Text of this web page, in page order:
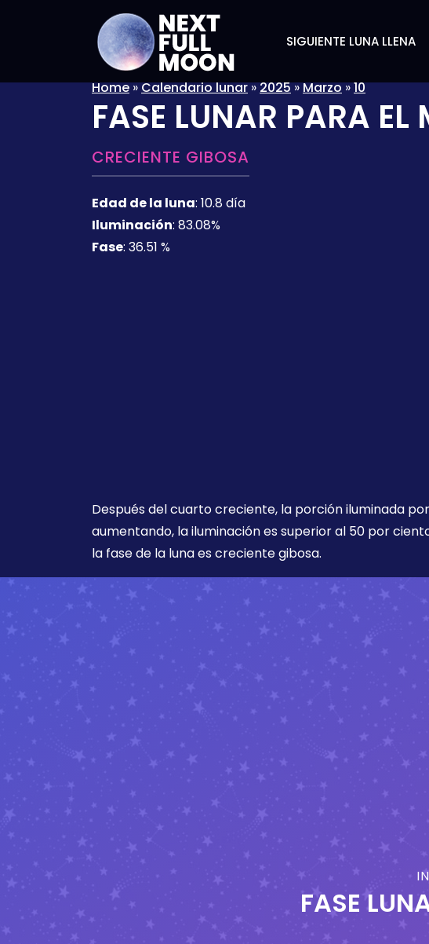
SIGUIENTE LUNA LLENA
Home»Calendario lunar»2025»Marzo»10
FASE LUNAR PARA EL
CRECIENTE GIBOSA
Edad de la luna: 10.8 día
Iluminación: 83.08%
Fase: 36.51 %
Después del cuarto creciente, la porción iluminada
aumentando, la iluminación es superior al 50 por
la fase de la luna es creciente gibosa.
FASE